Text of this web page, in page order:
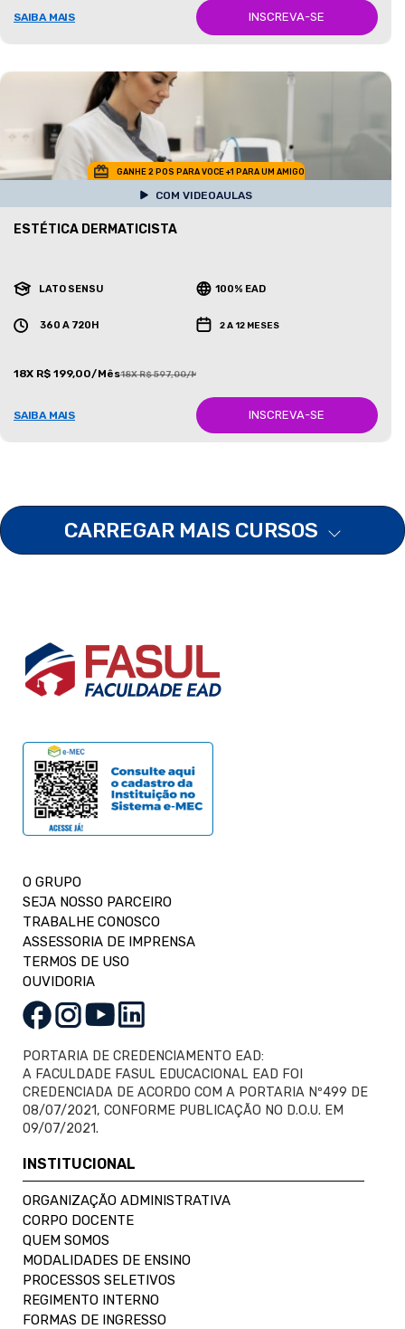
SAIBA MAIS INSCREVA-SE
GANHE 2 POS PARA VOCE +1 PARA UM AMIGO
COM VIDEOAULAS
ESTÉTICA DERMATICISTA
LATO SENSU 100% EAD
360 A 720H 2 A 12 MESES
18X R$ 199,00/Mês18X R$ 597,00/Mês
SAIBA MAIS INSCREVA-SE
CARREGAR MAIS CURSOS
O GRUPO
SEJA NOSSO PARCEIRO
TRABALHE CONOSCO
ASSESSORIA DE IMPRENSA
TERMOS DE USO
OUVIDORIA
PORTARIA DE CREDENCIAMENTO EAD:
A FACULDADE FASUL EDUCACIONAL EAD FOI
CREDENCIADA DE ACORDO COM A PORTARIA Nº499 DE
08/07/2021, CONFORME PUBLICAÇÃO NO D.O.U. EM
09/07/2021.
INSTITUCIONAL
ORGANIZAÇÃO ADMINISTRATIVA
CORPO DOCENTE
QUEM SOMOS
MODALIDADES DE ENSINO
PROCESSOS SELETIVOS
REGIMENTO INTERNO
FORMAS DE INGRESSO